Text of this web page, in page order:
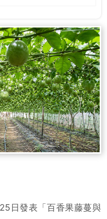
發表「百香果藤蔓與